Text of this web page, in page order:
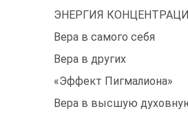
ЭНЕРГИЯ
Вера в самого себя
Вера в других
«Эффект Пигмалиона»
Вера в высшую